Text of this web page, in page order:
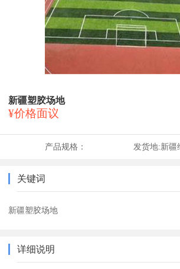
新疆塑胶场地
¥价格面议
产品规格： 发货地:新疆
关键词
新疆塑胶场地
详细说明